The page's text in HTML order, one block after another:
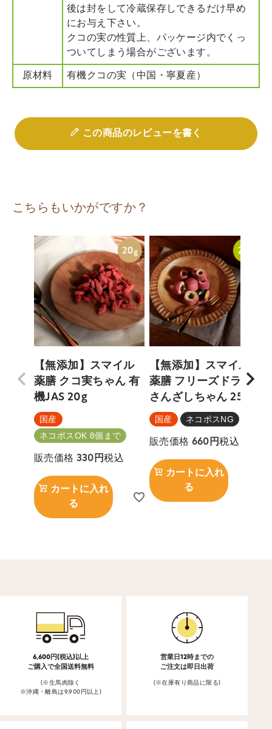
後は封をして冷蔵保存しできるだけ早め
にお与え下さい。
クコの実の性質上、パッケージ内でくっ
ついてしまう場合がございます。
原材料 有機クコの実（中国・寧夏産）
この商品のレビューを書く
こちらもいかがですか？
【無添加】スマイル
薬膳 クコ実ちゃん 有
機JAS 20g
国産
ネコポスOK 8個まで
販売価格 330 税込
カートに入れ
る
【無添加】スマイル
薬膳 フリーズドライ
さんざしちゃん 25g
国産 ネコポスNG
販売価格 660 税込
カートに入れ
る
6,600円(税込)以上
ご購入で全国送料無料
(※生馬肉除く
※沖縄・離島は9,900円以上)
営業日12時までの
ご注文は即日出荷
(※在庫有り商品に限る)